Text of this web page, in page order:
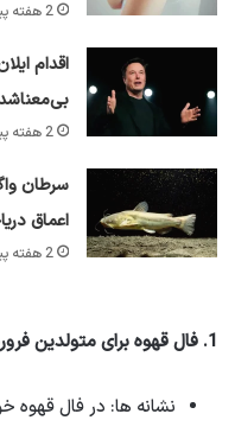
2 هفته پیش
اقدام
2 هفته پیش
سرطان
اعماق
2 هفته پیش
1. فال قهوه برای متولدین فروردین (قوچ)
نشانه ها: در فال قهوه